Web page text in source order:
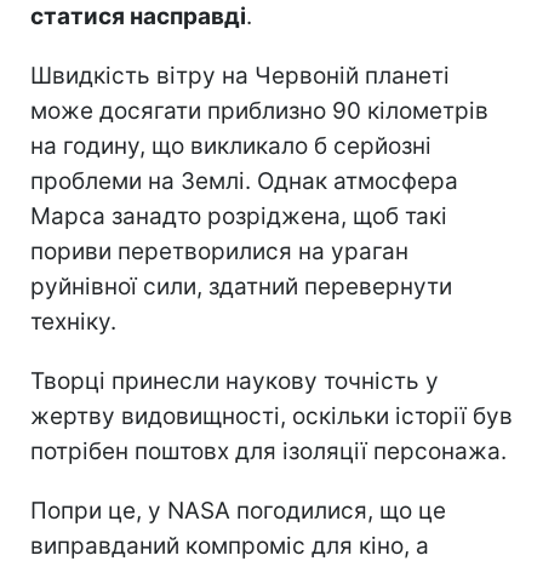
статися насправді.
Швидкість вітру на Червоній планеті
може досягати приблизно 90 кілометрів
на годину, що викликало б серйозні
проблеми на Землі. Однак атмосфера
Марса занадто розріджена, щоб такі
пориви перетворилися на ураган
руйнівної сили, здатний перевернути
техніку.
Творці принесли наукову точність у
жертву видовищності, оскільки історії був
потрібен поштовх для ізоляції персонажа.
Попри це, у NASA погодилися, що це
виправданий компроміс для кіно, а